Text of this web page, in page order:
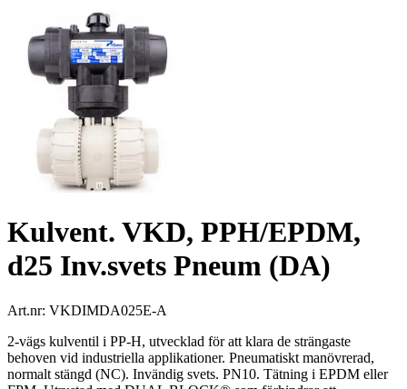
Kulvent. VKD, PPH/EPDM,
d25 Inv.svets Pneum (DA)
Art.nr: VKDIMDA025E-A
2-vägs kulventil i PP-H, utvecklad för att klara de strängaste
behoven vid industriella applikationer. Pneumatiskt manövrerad,
normalt stängd (NC). Invändig svets. PN10. Tätning i EPDM eller